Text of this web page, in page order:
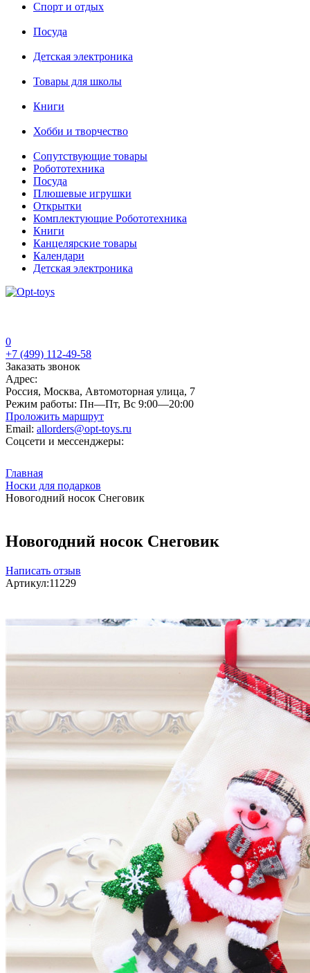
Спорт и отдых
Посуда
Детская электроника
Товары для школы
Книги
Хобби и творчество
Сопутствующие товары
Робототехника
Посуда
Плюшевые игрушки
Открытки
Комплектующие Робототехника
Книги
Канцелярские товары
Календари
Детская электроника
0
+7 (499) 112-49-58
Заказать звонок
Адрес:
Россия, Москва, Автомоторная улица, 7
Режим работы: Пн—Пт, Вс 9:00—20:00
Проложить маршрут
Email: allorders@opt-toys.ru
Соцсети и мессенджеры:
Главная
Носки для подарков
Новогодний носок Снеговик
Новогодний носок Снеговик
Написать отзыв
Артикул:11229